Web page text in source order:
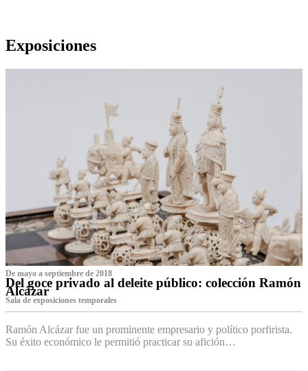
Exposiciones
De mayo a septiembre de 2018
Del goce privado al deleite público: colección Ramón
Alcázar
Sala de exposiciones temporales
Ramón Alcázar fue un prominente empresario y político porfirista.
Su éxito económico le permitió practicar su afición…